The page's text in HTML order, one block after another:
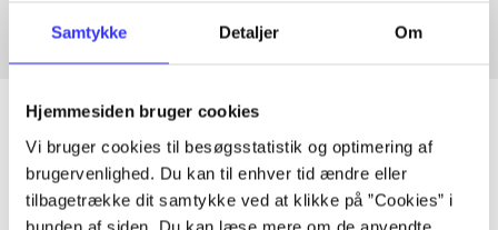
Samtykke Detaljer Om
Hjemmesiden bruger cookies
Vi bruger cookies til besøgsstatistik og optimering af
brugervenlighed. Du kan til enhver tid ændre eller
tilbagetrække dit samtykke ved at klikke på ”Cookies” i
bunden af siden. Du kan læse mere om de anvendte
Artikler
Alle registrerede artikler fordelt på udgivelser